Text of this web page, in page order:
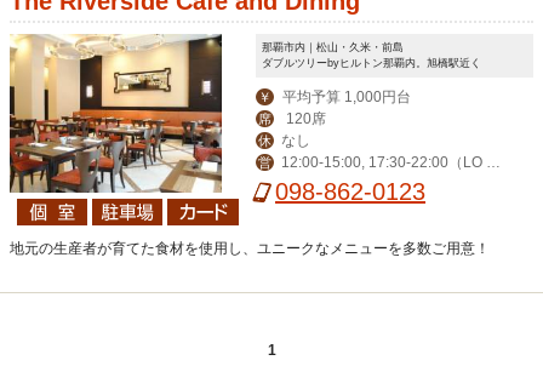
那覇市内｜松山・久米・前島
ダブルツリーbyヒルトン那覇内。旭橋駅近く
￥ 平均予算 1,000円台
席 120席
休 なし
営
12:00-15:00, 17:30-22:00（LO 2
1:00）
098-862-0123
地元の生産者が育てた食材を使用し、ユニークなメニューを多数ご用意！
1